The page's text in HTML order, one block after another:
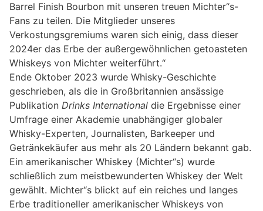
Barrel Finish Bourbon mit unseren treuen Michter“s-
Fans zu teilen. Die Mitglieder unseres
Verkostungsgremiums waren sich einig, dass dieser
2024er das Erbe der außergewöhnlichen getoasteten
Whiskeys von Michter weiterführt.“
Ende Oktober 2023 wurde Whisky-Geschichte
geschrieben, als die in Großbritannien ansässige
Publikation Drinks International die Ergebnisse einer
Umfrage einer Akademie unabhängiger globaler
Whisky-Experten, Journalisten, Barkeeper und
Getränkekäufer aus mehr als 20 Ländern bekannt gab.
Ein amerikanischer Whiskey (Michter“s) wurde
schließlich zum meistbewunderten Whiskey der Welt
gewählt. Michter“s blickt auf ein reiches und langes
Erbe traditioneller amerikanischer Whiskeys von